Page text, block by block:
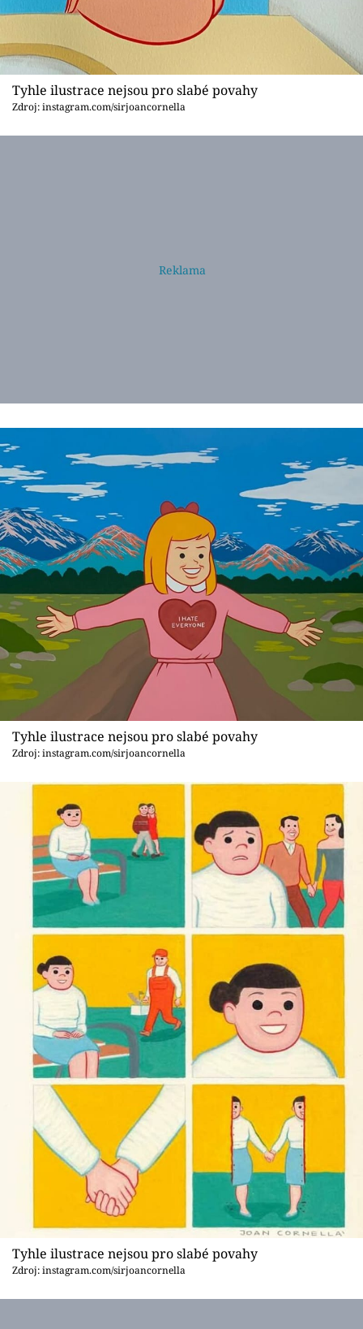
Tyhle ilustrace nejsou pro slabé povahy
Zdroj: instagram.com/sirjoancornella
Tyhle ilustrace nejsou pro slabé povahy
Zdroj: instagram.com/sirjoancornella
Tyhle ilustrace nejsou pro slabé povahy
Zdroj: instagram.com/sirjoancornella